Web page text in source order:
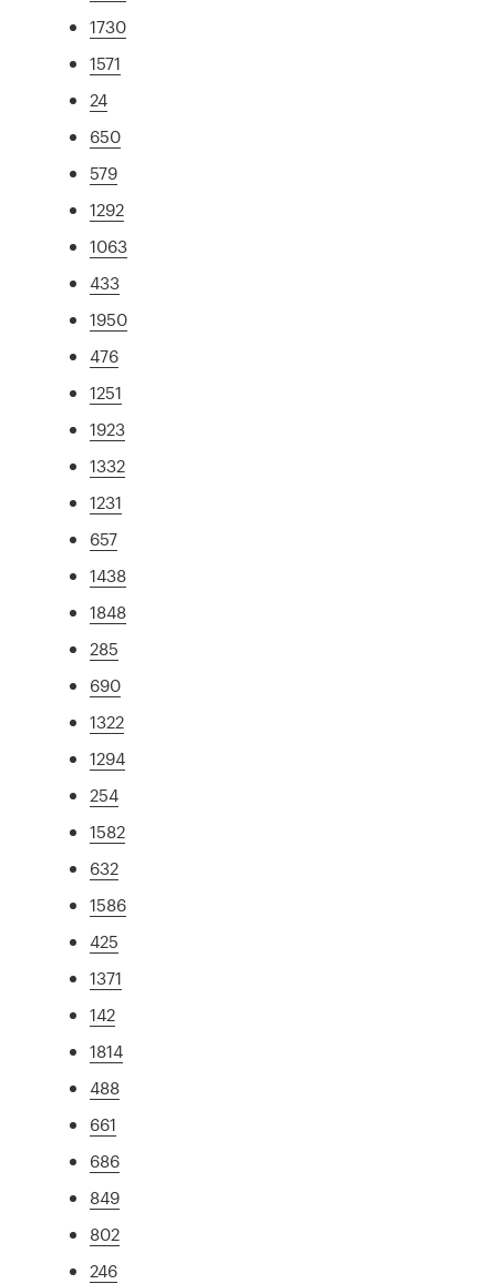
1730
1571
24
650
579
1292
1063
433
1950
476
1251
1923
1332
1231
657
1438
1848
285
690
1322
1294
254
1582
632
1586
425
1371
142
1814
488
661
686
849
802
246